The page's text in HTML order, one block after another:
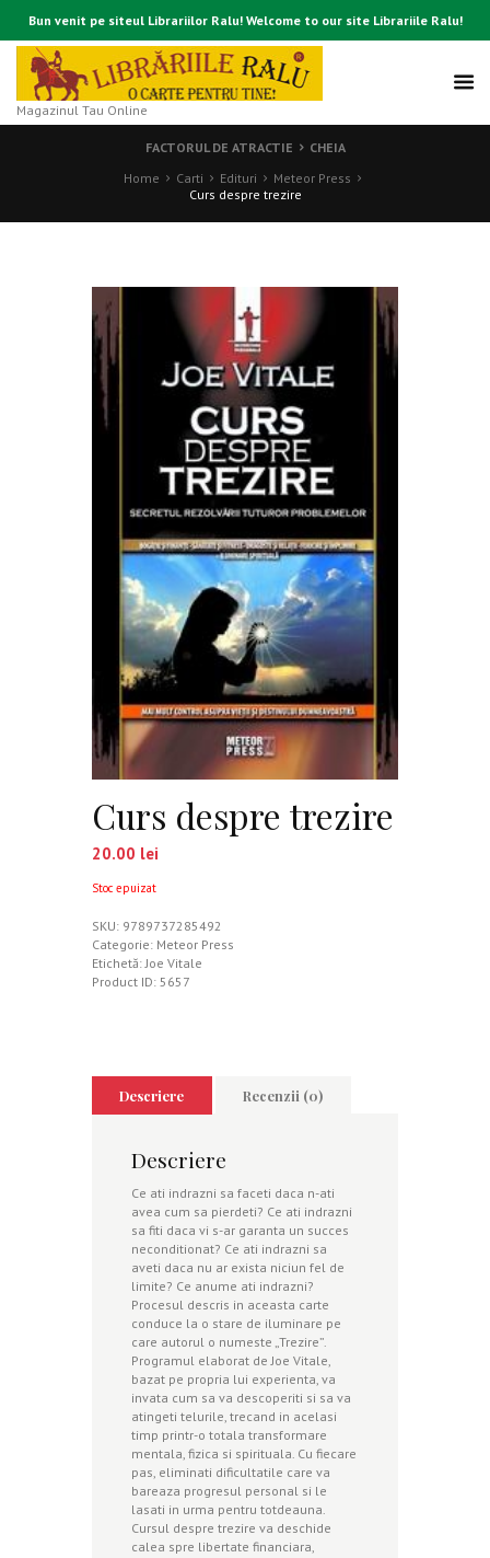
Bun venit pe siteul Librariilor Ralu! Welcome to our site Librariile Ralu!
Magazinul Tau Online
FACTORUL DE ATRACTIE
CHEIA
Home
Carti Edituri
Meteor Press
Curs despre trezire
Curs despre trezire
20.00 lei
Stoc epuizat
SKU: 9789737285492
Categorie: Meteor Press
Etichetă: Joe Vitale
Product ID: 5657
Descriere Recenzii (0)
Descriere
Ce ati indrazni sa faceti daca n-ati
avea cum sa pierdeti? Ce ati indrazni
sa fiti daca vi s-ar garanta un succes
neconditionat? Ce ati indrazni sa
aveti daca nu ar exista niciun fel de
limite? Ce anume ati indrazni?
Procesul descris in aceasta carte
conduce la o stare de iluminare pe
care autorul o numeste „Trezire”.
Programul elaborat de Joe Vitale,
bazat pe propria lui experienta, va
invata cum sa va descoperiti si sa va
atingeti telurile, trecand in acelasi
timp printr-o totala transformare
mentala, fizica si spirituala. Cu fiecare
pas, eliminati dificultatile care va
bareaza progresul personal si le
lasati in urma pentru totdeauna.
Cursul despre trezire va deschide
calea spre libertate financiara,